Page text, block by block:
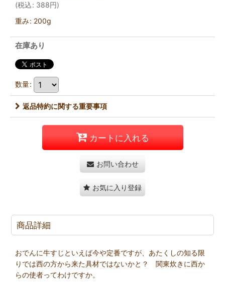
(税込: 388円)
重み: 200g
在庫あり
数量:
返品特約に関する重要事項
カートに入れる
お問い合わせ
お気に入り登録
商品詳細
おでんに牛すじといえば今や定番ですが、あたくしの知る限
りでは西の方から来た具材ではないかと？ 関東炊きに西か
らの使者ってわけですか。